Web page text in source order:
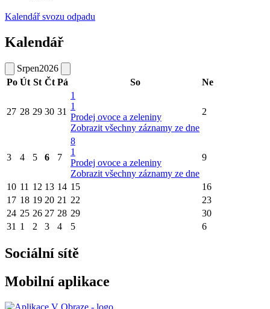
Kalendář svozu odpadu
Kalendář
Srpen2026
Po Út St Čt Pá So Ne
27 28 29 30 31
1
1
Prodej ovoce a zeleniny
Zobrazit všechny záznamy ze dne
2
3 4 5 6 7
8
1
Prodej ovoce a zeleniny
Zobrazit všechny záznamy ze dne
9
10 11 12 13 14 15
16
17 18 19 20 21 22
23
24 25 26 27 28 29
30
31 1 2 3 4 5 6
Sociální sítě
Mobilní aplikace